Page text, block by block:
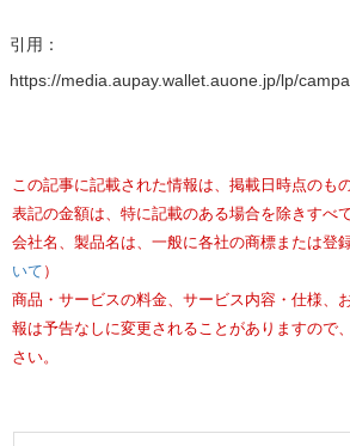
引用：
https://media.aupay.wallet.auone.jp/lp/
この記事に記載された情報は、掲載日時点のもの
表記の金額は、特に記載のある場合を除きすべ
会社名、製品名は、一般に各社の商標または登
いて ）
商品・サービスの料金、サービス内容・仕様、
報は予告なしに変更されることがありますので
さい。